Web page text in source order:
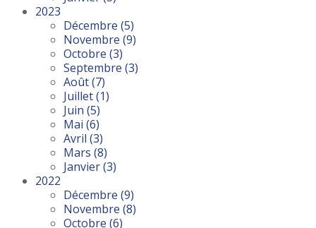
2023
Décembre (5)
Novembre (9)
Octobre (3)
Septembre (3)
Août(7)
Juillet(1)
Juin (5)
Mai (6)
Avril (3)
Mars (8)
Janvier(3)
2022
Décembre (9)
Novembre (8)
Octobre (6)